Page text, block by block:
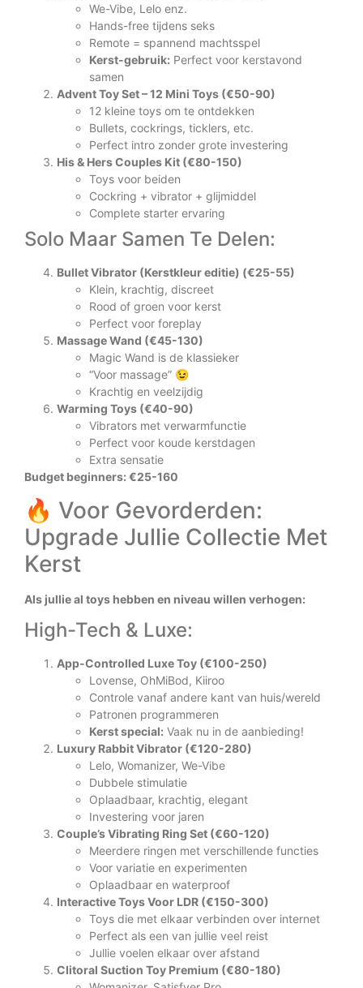
We-Vibe, Lelo enz.
Hands-free tijdens seks
Remote = spannend machtsspel
Kerst-gebruik: Perfect voor kerstavond
samen
Advent Toy Set – 12 Mini Toys (€50-90)
12 kleine toys om te ontdekken
Bullets, cockrings, ticklers, etc.
Perfect intro zonder grote investering
His & Hers Couples Kit (€80-150)
Toys voor beiden
Cockring + vibrator + glijmiddel
Complete starter ervaring
Solo Maar Samen Te Delen:
Bullet Vibrator (Kerstkleur editie) (€25-55)
Klein, krachtig, discreet
Rood of groen voor kerst
Perfect voor foreplay
Massage Wand (€45-130)
Magic Wand is de klassieker
“Voor massage” 😉
Krachtig en veelzijdig
Warming Toys (€40-90)
Vibrators met verwarmfunctie
Perfect voor koude kerstdagen
Extra sensatie
Budget beginners: €25-160
🔥 Voor Gevorderden:
Upgrade Jullie Collectie Met
Kerst
Als jullie al toys hebben en niveau willen verhogen:
High-Tech & Luxe:
App-Controlled Luxe Toy (€100-250)
Lovense, OhMiBod, Kiiroo
Controle vanaf andere kant van huis/wereld
Patronen programmeren
Kerst special: Vaak nu in de aanbieding!
Luxury Rabbit Vibrator (€120-280)
Lelo, Womanizer, We-Vibe
Dubbele stimulatie
Oplaadbaar, krachtig, elegant
Investering voor jaren
Couple’s Vibrating Ring Set (€60-120)
Meerdere ringen met verschillende functies
Voor variatie en experimenten
Oplaadbaar en waterproof
Interactive Toys Voor LDR (€150-300)
Toys die met elkaar verbinden over internet
Perfect als een van jullie veel reist
Jullie voelen elkaar over afstand
Clitoral Suction Toy Premium (€80-180)